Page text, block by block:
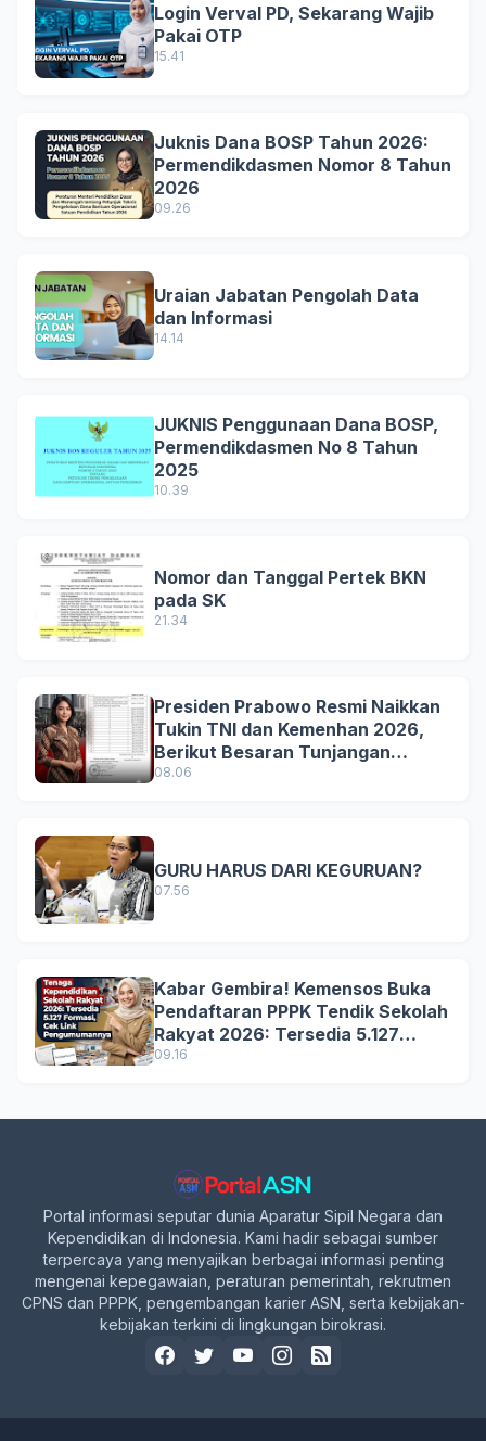
Login Verval PD, Sekarang Wajib
Pakai OTP
15.41
Juknis Dana BOSP Tahun 2026:
Permendikdasmen Nomor 8 Tahun
2026
09.26
Uraian Jabatan Pengolah Data
dan Informasi
14.14
JUKNIS Penggunaan Dana BOSP,
Permendikdasmen No 8 Tahun
2025
10.39
Nomor dan Tanggal Pertek BKN
pada SK
21.34
Presiden Prabowo Resmi Naikkan
Tukin TNI dan Kemenhan 2026,
Berikut Besaran Tunjangan
Terbaru
08.06
GURU HARUS DARI KEGURUAN?
07.56
Kabar Gembira! Kemensos Buka
Pendaftaran PPPK Tendik Sekolah
Rakyat 2026: Tersedia 5.127
Formasi, Simak Syarat dan
09.16
Portal informasi seputar dunia Aparatur Sipil Negara dan
Kependidikan di Indonesia. Kami hadir sebagai sumber
terpercaya yang menyajikan berbagai informasi penting
mengenai kepegawaian, peraturan pemerintah, rekrutmen
CPNS dan PPPK, pengembangan karier ASN, serta kebijakan-
kebijakan terkini di lingkungan birokrasi.